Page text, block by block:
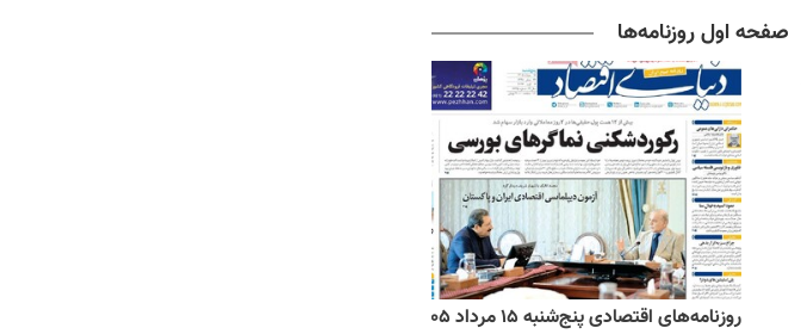
صفحه اول روزنامه‌ها
روزنامه‌های اقتصادی پنج‌شنبه ۱۵ مرداد ۱۴۰۵